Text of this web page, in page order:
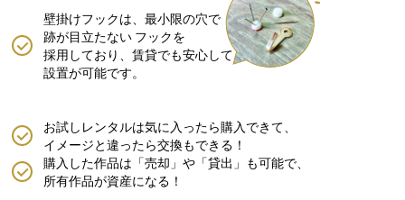
壁掛けフックは、最小限の穴で
跡が目立たない フックを
採用しており、賃貸でも安心して
設置が可能です。
購入した作品は「売却」や「貸出」も可能で、
所有作品が資産になる！
お試しレンタルは気に入ったら購入できて、
イメージと違ったら交換もできる！